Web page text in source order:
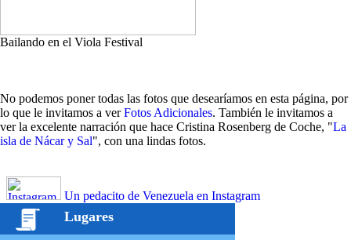
Bailando en el Viola Festival
No podemos poner todas las fotos que desearíamos en esta página, por
lo que le invitamos a verFotos Adicionales. También le invitamos a
ver la excelente narración que hace Cristina Rosenberg de Coche, "La
isla de Nácar y Sal", con una lindas fotos.
Un pedacito de Venezuela en Instagram
Lugares